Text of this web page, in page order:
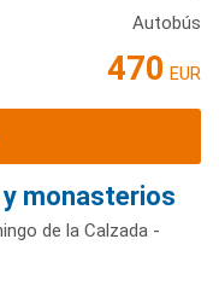
Autobús
470 EUR
y monasterios
de la Calzada -